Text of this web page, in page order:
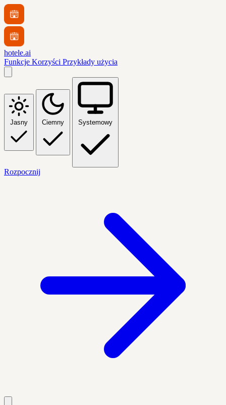
hotele.ai
Funkcje Korzyści Przykłady użycia
Jasny Ciemny Systemowy
Rozpocznij